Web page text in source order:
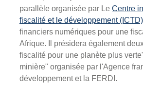
parallèle organisée par Le Centre
fiscalité et le développement (ICTD)
financiers numériques pour une
Afrique. Il présidera également
fiscalité pour une planète plus
minière" organisée par l'Agence
développement et la FERDI.